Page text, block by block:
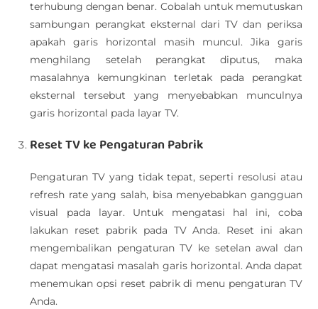
terhubung dengan benar. Cobalah untuk memutuskan
sambungan perangkat eksternal dari TV dan periksa
apakah garis horizontal masih muncul. Jika garis
menghilang setelah perangkat diputus, maka
masalahnya kemungkinan terletak pada perangkat
eksternal tersebut yang menyebabkan munculnya
garis horizontal pada layar TV.
Reset TV ke Pengaturan Pabrik
Pengaturan TV yang tidak tepat, seperti resolusi atau
refresh rate yang salah, bisa menyebabkan gangguan
visual pada layar. Untuk mengatasi hal ini, coba
lakukan reset pabrik pada TV Anda. Reset ini akan
mengembalikan pengaturan TV ke setelan awal dan
dapat mengatasi masalah garis horizontal. Anda dapat
menemukan opsi reset pabrik di menu pengaturan TV
Anda.